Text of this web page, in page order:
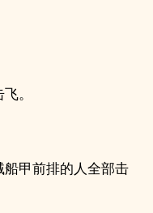
。
甲前排的人全部击